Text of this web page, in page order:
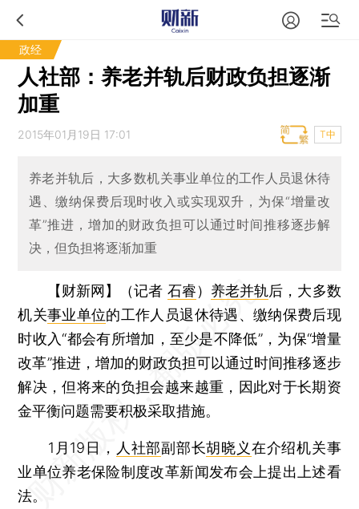
政经
人社部：养老并轨后财政负担逐渐
加重
2015年01月19日 17:01 T中
养老并轨后，大多数机关事业单位的工作人员退休待
遇、缴纳保费后现时收入或实现双升，为保“增量改
革”推进，增加的财政负担可以通过时间推移逐步解
决，但负担将逐渐加重
【财新网】（记者 石睿） 养老并轨后，大多数
机关事业单位的工作人员退休待遇、缴纳保费后现
时收入“都会有所增加，至少是不降低”，为保“增量
改革”推进，增加的财政负担可以通过时间推移逐步
解决，但将来的负担会越来越重，因此对于长期资
金平衡问题需要积极采取措施。
1月19日， 人社部副部长胡晓义在介绍机关事
业单位养老保险制度改革新闻发布会上提出上述看
法。